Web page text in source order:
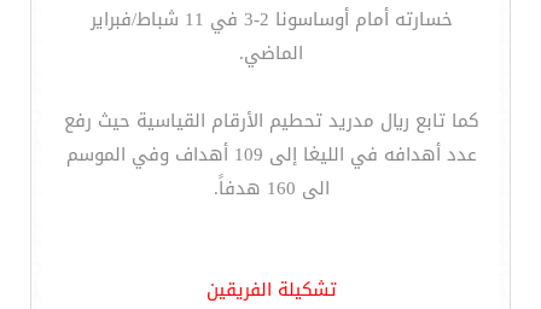
خسارته أمام أوساسونا 2-3 في 11 شباط/فبراير
الماضي.
كما تابع ريال مدريد تحطيم الأرقام القياسية حيث رفع
عدد أهدافه في الليغا إلى 109 أهداف وفي الموسم
الى 160 هدفاً.
تشكيلة الفريقين